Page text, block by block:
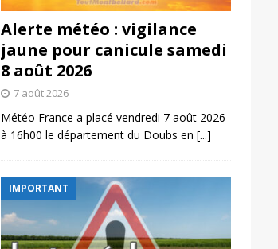
Alerte météo : vigilance
jaune pour canicule samedi
8 août 2026
7 août 2026
Météo France a placé vendredi 7 août 2026
à 16h00 le département du Doubs en [...]
IMPORTANT